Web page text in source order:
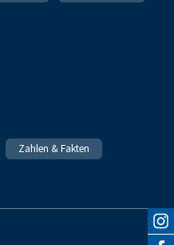
Zahlen & Fakten